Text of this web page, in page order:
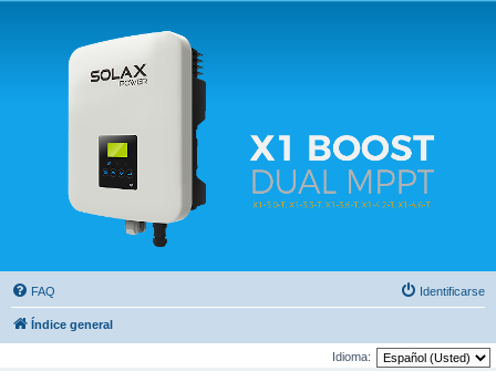
Solax FAQ
Lugar para intercambiar dudas sobre inversores solares Solax y temas relacionados.
FAQ Identificarse
Índice general
Idioma: